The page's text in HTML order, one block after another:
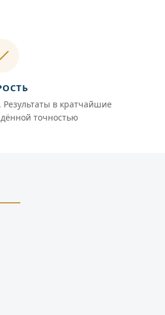
в кратчайшие
точностью